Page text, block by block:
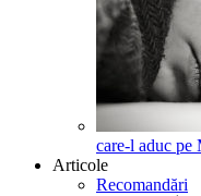
care-l aduc pe
Articole
Recomandări